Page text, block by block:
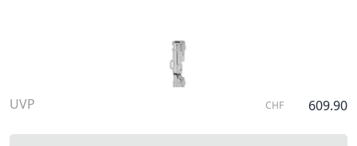
UVP CHF 609.90